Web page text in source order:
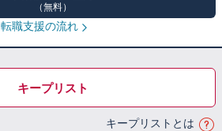
（無料）
転職支援の流れ
キープリスト
キープリストとは